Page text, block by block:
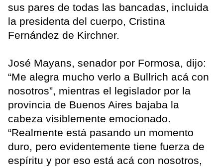
sus pares de todas las bancadas, incluida
la presidenta del cuerpo, Cristina
Fernández de Kirchner.
José Mayans, senador por Formosa, dijo:
“Me alegra mucho verlo a Bullrich acá con
nosotros”, mientras el legislador por la
provincia de Buenos Aires bajaba la
cabeza visiblemente emocionado.
“Realmente está pasando un momento
duro, pero evidentemente tiene fuerza de
espíritu y por eso está acá con nosotros,